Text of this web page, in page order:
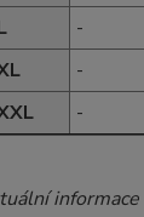
-
-
-